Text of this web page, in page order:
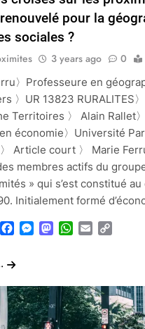
pour la
sociales ?
3 years ago 0
〉Professeure en
〉UR 13823 RURALITES
Territoires 〉 Alain Rallet
économie〉Université
Article court 〉 Marie
membres actifs du
» qui s’est constitué
Initialement formé
BlueskyFacebook
Messenger
Mastodon
WhatsApp
Email